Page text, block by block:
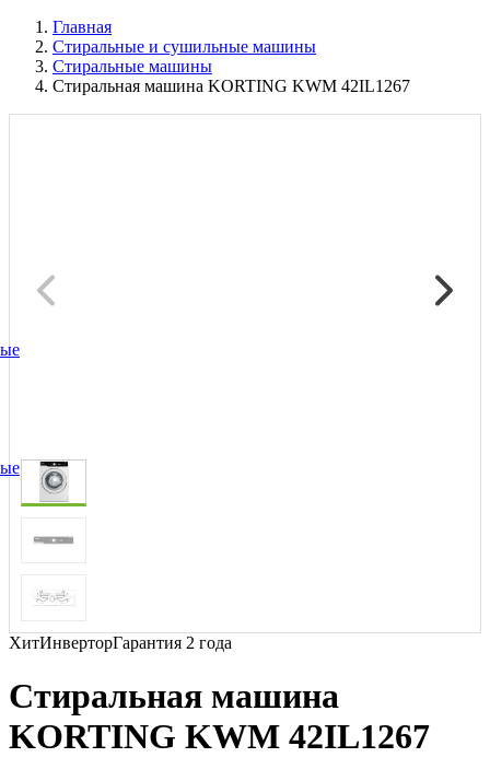
Главная
Стиральные и сушильные машины
Стиральные машины
Стиральная машина KORTING KWM 42IL1267
ХитИнверторГарантия 2 года
Стиральная машина
KORTING KWM 42IL1267